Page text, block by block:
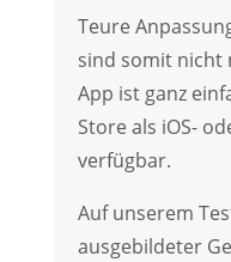
Teure
sind somit nicht
App ist ganz
Store als iOS-
verfügbar.
Auf unserem
ausgebildeter